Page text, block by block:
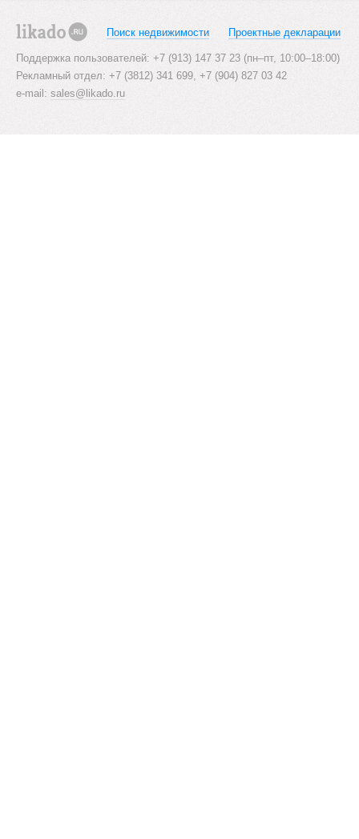
Поиск недвижимости Проектные декларации
Поддержка пользователей: +7 (913) 147 37 23 (пн–пт, 10:00–18:00)
Рекламный отдел: +7 (3812) 341 699, +7 (904) 827 03 42
e-mail: sales@likado.ru